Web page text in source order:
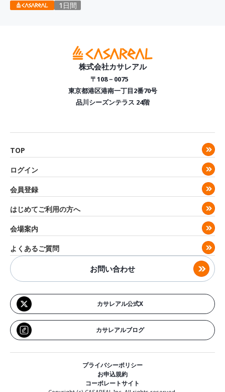
1日間
株式会社カサレアル
〒108－0075
東京都港区港南一丁目2番70号
品川シーズンテラス 24階
TOP
ログイン
会員登録
はじめてご利用の方へ
会場案内
よくあるご質問
お問い合わせ
カサレアル公式X
カサレアルブログ
プライバシーポリシー
お申込規約
コーポレートサイト